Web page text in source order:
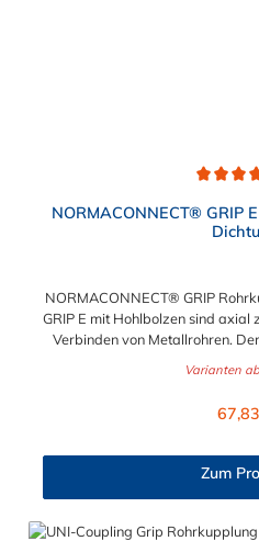
NORMACONNECT® GRIP
NORMACONNECT® GRIP
GRIP E mit Hohlbolzen sind
Verbinden von Metallrohren.
(Stahl, Edelstahl oder
Konstruktion kann die
Varianten ab
Zum